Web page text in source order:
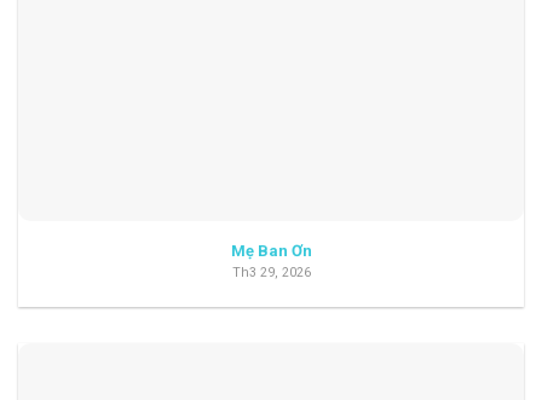
Mẹ Ban Ơn
Th3 29, 2026